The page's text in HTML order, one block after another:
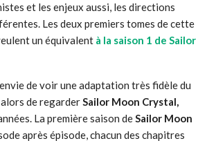
et les enjeux aussi, les directions
Les deux premiers tomes de cette
un équivalent à la saison 1 de Sailor
de voir une adaptation très fidèle du
de regarderSailor Moon Crystal,
La première saison deSailor Moon
après épisode, chacun des chapitres